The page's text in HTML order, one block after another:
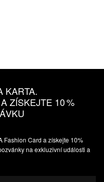
KARTA.
ZÍSKEJTE 10 %
Fashion Card a získejte 10%
na exkluzivní události a